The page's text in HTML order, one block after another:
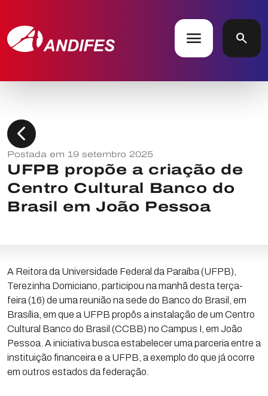
menu search
chevron_left
Postada em 19 setembro 2025
UFPB propõe a criação de
Centro Cultural Banco do
Brasil em João Pessoa
A Reitora da Universidade Federal da Paraíba (UFPB),
Terezinha Domiciano, participou na manhã desta terça-
feira (16) de uma reunião na sede do Banco do Brasil, em
Brasília, em que a UFPB propôs a instalação de um Centro
Cultural Banco do Brasil (CCBB) no Campus I, em João
Pessoa. A iniciativa busca estabelecer uma parceria entre a
instituição financeira e a UFPB, a exemplo do que já ocorre
em outros estados da federação.